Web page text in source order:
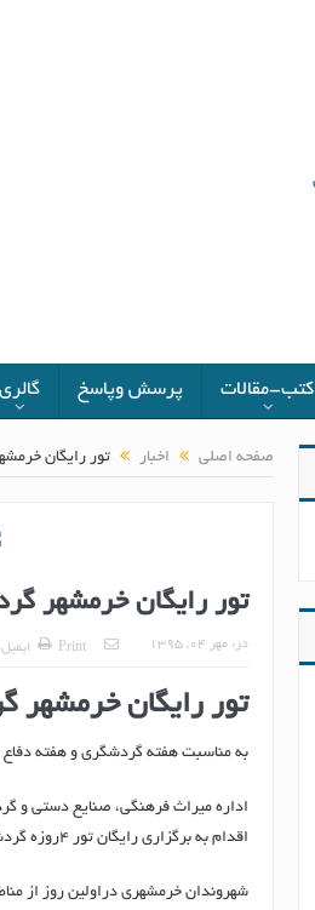
کتب-مقالات پرسش وپاسخ گالری
صفحه اصلی اخبار تور رایگان
تور رایگان خرمشهر
در: مهر ۰۴, ۱۳۹۵ Print ایمیل
تور رایگان خرمشهر
به مناسبت هفته گردشگری و هفته
اداره میراث فرهنگی، صنایع دستی و
اقدام به برگزاری رایگان تور ۴روزه گردشگری برای معرفی جاذبه های گردشگری و دفاع مقدس خرمشهر نمود.
شهروندان خرمشهری دراولين روز از